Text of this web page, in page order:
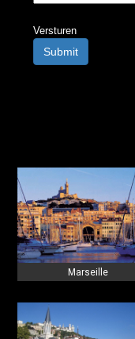
Versturen
Submit
Marseille